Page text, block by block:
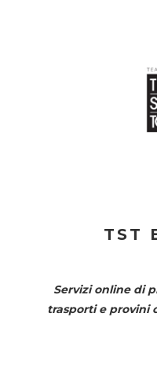
TST
Servizi online di
trasporti e provini